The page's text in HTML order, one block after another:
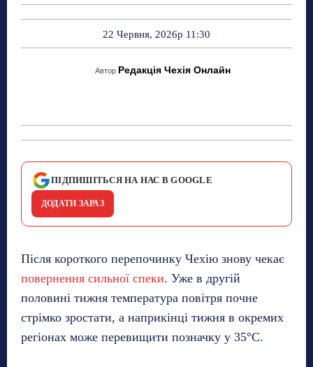
22 Червня, 2026р 11:30
Автор Редакція Чехія Онлайн
ПІДПИШІТЬСЯ НА НАС В GOOGLE
ДОДАТИ ЗАРАЗ
Після короткого перепочинку Чехію знову чекає
повернення сильної спеки. Уже в другій
половині тижня температура повітря почне
стрімко зростати, а наприкінці тижня в окремих
регіонах може перевищити позначку у 35°C.